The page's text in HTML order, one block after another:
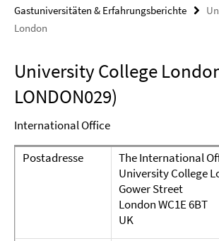
Gastuniversitäten & Erfahrungsberichte
London
University College
LONDON029)
International Office
Postadresse
The International
University College
Gower Street
London WC1E 6BT
UK